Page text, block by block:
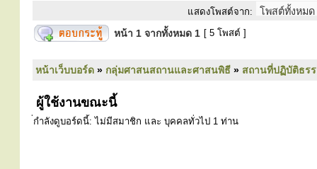
แสดงโพสต์จาก:
หน้า 1 จากทั้งหมด 1 [ 5 โพสต์ ]
หน้าเว็บบอร์ด » กลุ่มศาสนสถานและศาสนพิธี » สถานที่ปฏิบัติธร
ผู้ใช้งานขณะนี้
่กำลังดูบอร์ดนี้: ไม่มีสมาชิก และ บุคคลทั่วไป 1 ท่าน